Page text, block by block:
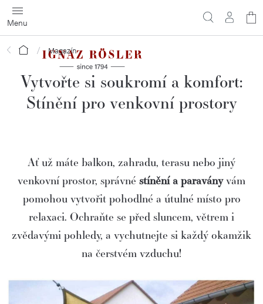
Přejít
na
obsah
Domů Magazín
Vytvořte si soukromí a komfort:
Stínění pro venkovní prostory
Ať už máte balkon, zahradu, terasu nebo jiný
venkovní prostor, správné stínění a paraványvám
pomohou vytvořit pohodlné a útulné místo pro
relaxaci. Ochraňte se před sluncem, větrem i
zvědavými pohledy, a vychutnejte si každý okamžik
na čerstvém vzduchu!